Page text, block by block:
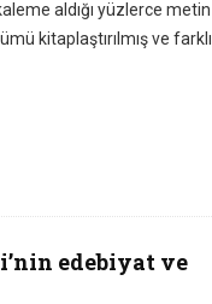
aldığı yüzlerce metin
kitaplaştırılmış ve farklı
edebiyat ve